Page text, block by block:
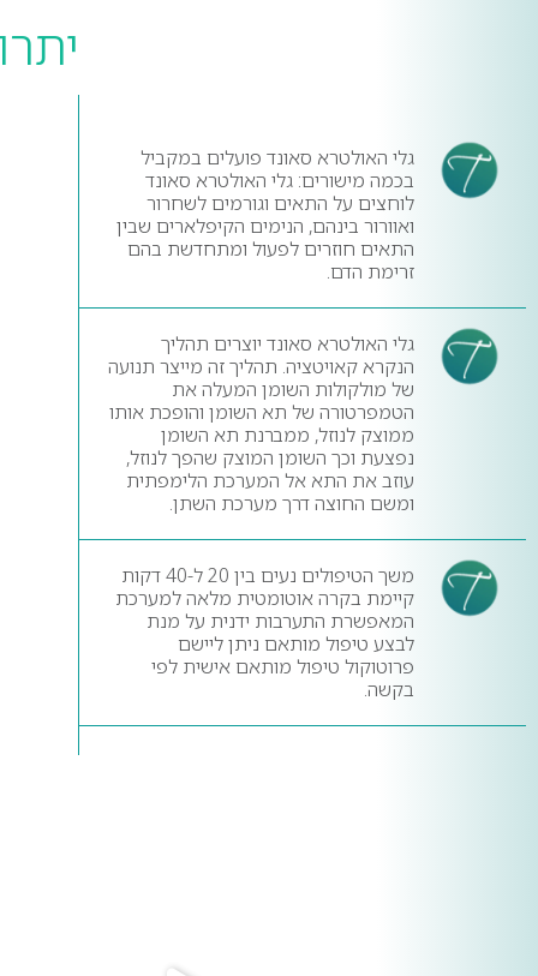
גלי האולטרא סאונד פועלים במקביל
בכמה מישורים: גלי האולטרא סאונד
לוחצים על התאים וגורמים לשחרור
ואוורור בינהם, הנימים הקיפלארים שבין
התאים חוזרים לפעול ומתחדשת בהם
זרימת הדם.
גלי האולטרא סאונד יוצרים תהליך
הנקרא קאויטציה. תהליך זה מייצר תנועה
של מולקולות השומן המעלה את
הטמפרטורה של תא השומן והופכת אותו
ממוצק לנוזל, ממברנת תא השומן
נפצעת וכך השומן המוצק שהפך לנוזל,
עוזב את התא אל המערכת הלימפתית
ומשם החוצה דרך מערכת השתן.
משך הטיפולים נעים בין 20 ל-40 דקות
קיימת בקרה אוטומטית מלאה למערכת
המאפשרת התערבות ידנית על מנת
לבצע טיפול מותאם ניתן ליישם
פרוטוקול טיפול מותאם אישית לפי
בקשה.